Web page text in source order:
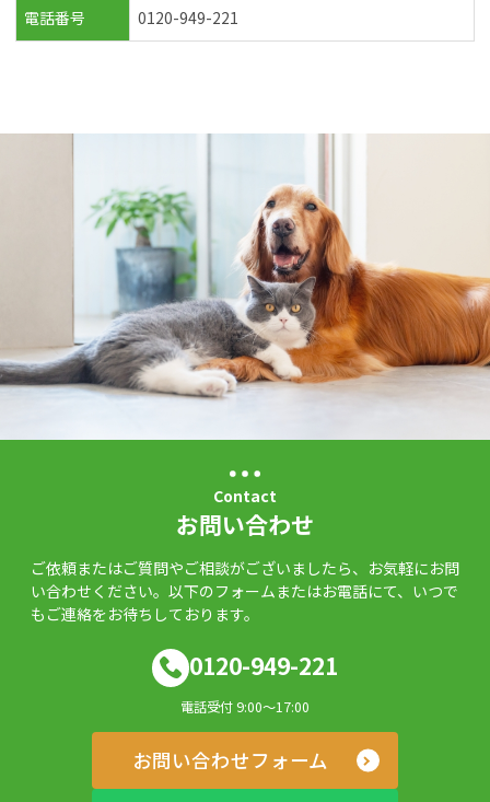
電話番号 0120-949-221
Contact
お問い合わせ
ご依頼またはご質問やご相談がございましたら、お気軽にお問
い合わせください。以下のフォームまたはお電話にて、いつで
もご連絡をお待ちしております。
0120-949-221
電話受付 9:00～17:00
お問い合わせフォーム